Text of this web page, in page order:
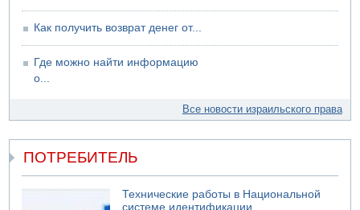
Как получить возврат денег от...
Где можно найти информацию
о...
Все новости израильского права
ПОТРЕБИТЕЛЬ
Технические работы в Национальной
системе идентификации